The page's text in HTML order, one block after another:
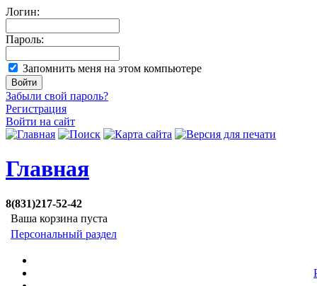
Логин:
Пароль:
Запомнить меня на этом компьютере
Забыли свой пароль?
Регистрация
Войти на сайт
Главная
8(831)217-52-42
Ваша корзина пуста
Персональный раздел